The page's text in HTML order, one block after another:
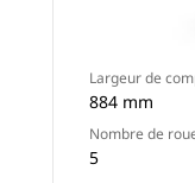
Largeur de
884 mm
Nombre de
5